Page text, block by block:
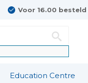
Voor 16.00 besteld
Education Centre